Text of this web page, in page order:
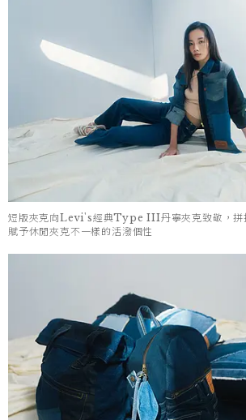
短版夾克向Levi's經典Type III丹寧夾克致敬，拼
賦予休閒夾克不一樣的活潑個性